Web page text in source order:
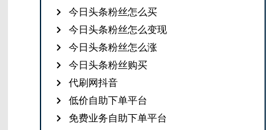
今日头条粉丝怎么买
今日头条粉丝怎么变现
今日头条粉丝怎么涨
今日头条粉丝购买
代刷网抖音
低价自助下单平台
免费业务自助下单平台